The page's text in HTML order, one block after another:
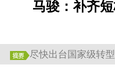
马骏：补齐
尽快出台国家级转